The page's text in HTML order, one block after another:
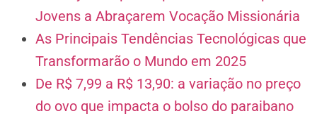
Jovens a Abraçarem Vocação Missionária
As Principais Tendências Tecnológicas que
Transformarão o Mundo em 2025
De R$ 7,99 a R$ 13,90: a variação no preço
do ovo que impacta o bolso do paraibano